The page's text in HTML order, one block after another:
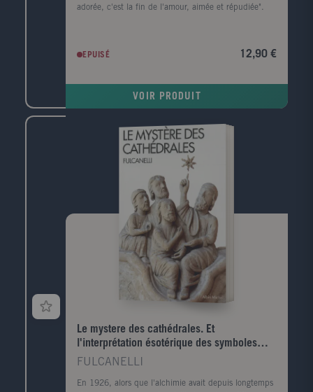
adorée, c'est la fin de l'amour, aimée et répudiée".
EPUISÉ 12,90 €
VOIR PRODUIT
Le mystere des cathédrales. Et
l'interprétation ésotérique des symboles
hermétiques du Grand Oeuvre
FULCANELLI
En 1926, alors que l'alchimie avait depuis longtemps